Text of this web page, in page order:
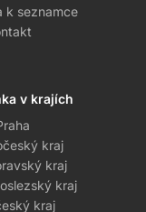
k seznamce
v krajích
kraj
kraj
kraj
kraj